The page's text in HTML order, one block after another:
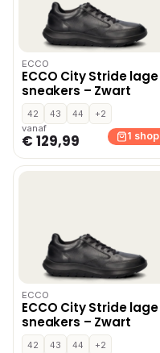
ECCO
ECCO City Stride lage
sneakers – Zwart
42 43 44
+2
vanaf
€ 129,99 1 shop
ECCO
ECCO City Stride lage
sneakers – Zwart
42 43 44
+2